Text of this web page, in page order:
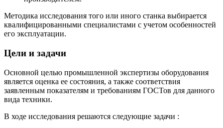
Методика исследования того или иного станка выбирается
квалифицированными специалистами с учетом особенностей
его эксплуатации.
Цели и задачи
Основной целью промышленной экспертизы оборудования
является оценка ее состояния, а также соответствия
заявленным показателям и требованиям ГОСТов для данного
вида техники.
В ходе исследования решаются следующие задачи :